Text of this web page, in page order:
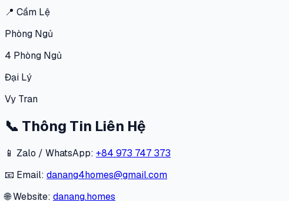
📍 Cẩm Lệ
Phòng Ngủ
4 Phòng Ngủ
Đại Lý
Vy Tran
📞 Thông Tin Liên Hệ
📱 Zalo / WhatsApp: +84 973 747 373
📧 Email: danang4homes@gmail.com
🌐 Website: danang.homes